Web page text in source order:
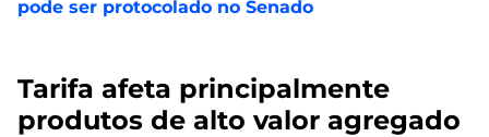
pode ser protocolado no Senado
Tarifa afeta principalmente
produtos de alto valor agregado